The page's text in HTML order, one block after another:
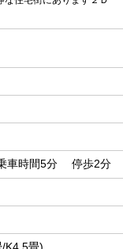
車時間5分 停歩2分